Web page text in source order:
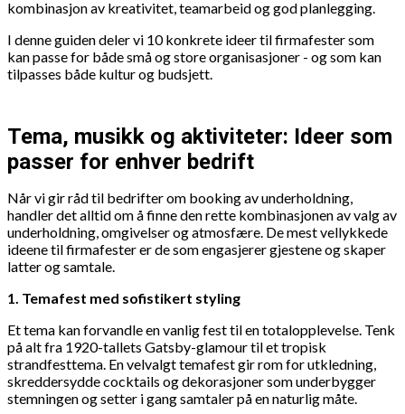
kombinasjon av kreativitet, teamarbeid og god planlegging.
I denne guiden deler vi 10 konkrete ideer til firmafester som
kan passe for både små og store organisasjoner - og som kan
tilpasses både kultur og budsjett.
Tema, musikk og aktiviteter: Ideer som
passer for enhver bedrift
Når vi gir råd til bedrifter om booking av underholdning,
handler det alltid om å finne den rette kombinasjonen av valg av
underholdning, omgivelser og atmosfære. De mest vellykkede
ideene til firmafester er de som engasjerer gjestene og skaper
latter og samtale.
1. Temafest med sofistikert styling
Et tema kan forvandle en vanlig fest til en totalopplevelse. Tenk
på alt fra 1920-tallets Gatsby-glamour til et tropisk
strandfesttema. En velvalgt temafest gir rom for utkledning,
skreddersydde cocktails og dekorasjoner som underbygger
stemningen og setter i gang samtaler på en naturlig måte.